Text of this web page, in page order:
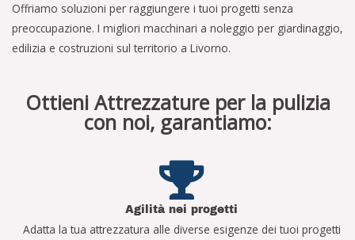
Offriamo soluzioni per raggiungere i tuoi progetti senza
preoccupazione. I migliori macchinari a noleggio per giardinaggio,
edilizia e costruzioni sul territorio a Livorno.
Ottieni Attrezzature per la pulizia
con noi, garantiamo:
Agilità nei progetti
Adatta la tua attrezzatura alle diverse esigenze dei tuoi progetti